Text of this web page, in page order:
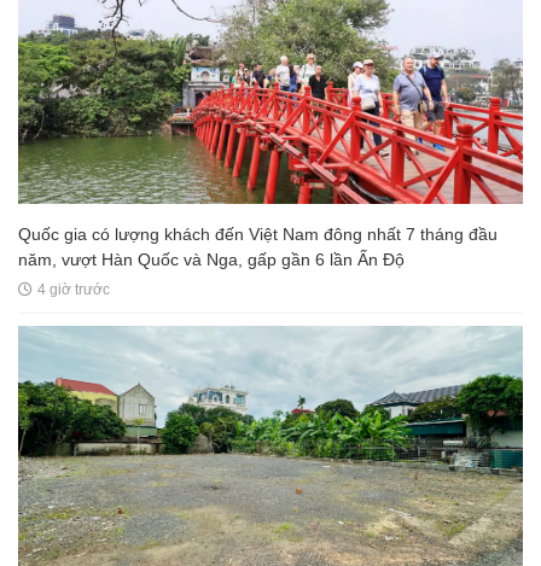
Quốc gia có lượng khách đến Việt Nam đông nhất 7 tháng đầu
năm, vượt Hàn Quốc và Nga, gấp gần 6 lần Ấn Độ
4 giờ trước